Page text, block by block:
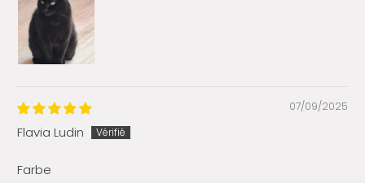
07/09/2025
Flavia Ludin
Farbe